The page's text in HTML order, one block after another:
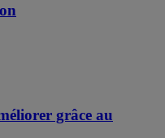
grâce au